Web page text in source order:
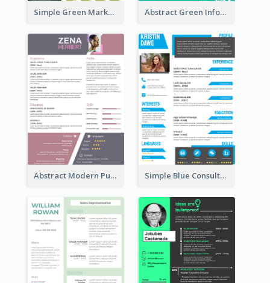
Simple Green Marketer Resume Abstract Green Infographic Resume
Abstract Modern Purple Resume Simple Blue Consultant Resume